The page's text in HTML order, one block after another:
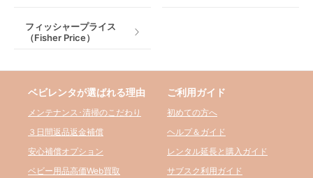
フィッシャープライス
（Fisher Price）
ベビレンタが選ばれる理由
メンテナンス･清掃のこだわり
３日間返品返金補償
安心補償オプション
ベビー用品高価Web買取
ご利用ガイド
初めての方へ
ヘルプ＆ガイド
レンタル延長と購入ガイド
サブスク利用ガイド